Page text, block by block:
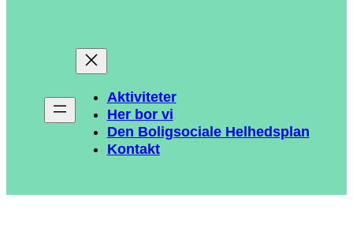
Aktiviteter
Her bor vi
Den Boligsociale Helhedsplan
Kontakt